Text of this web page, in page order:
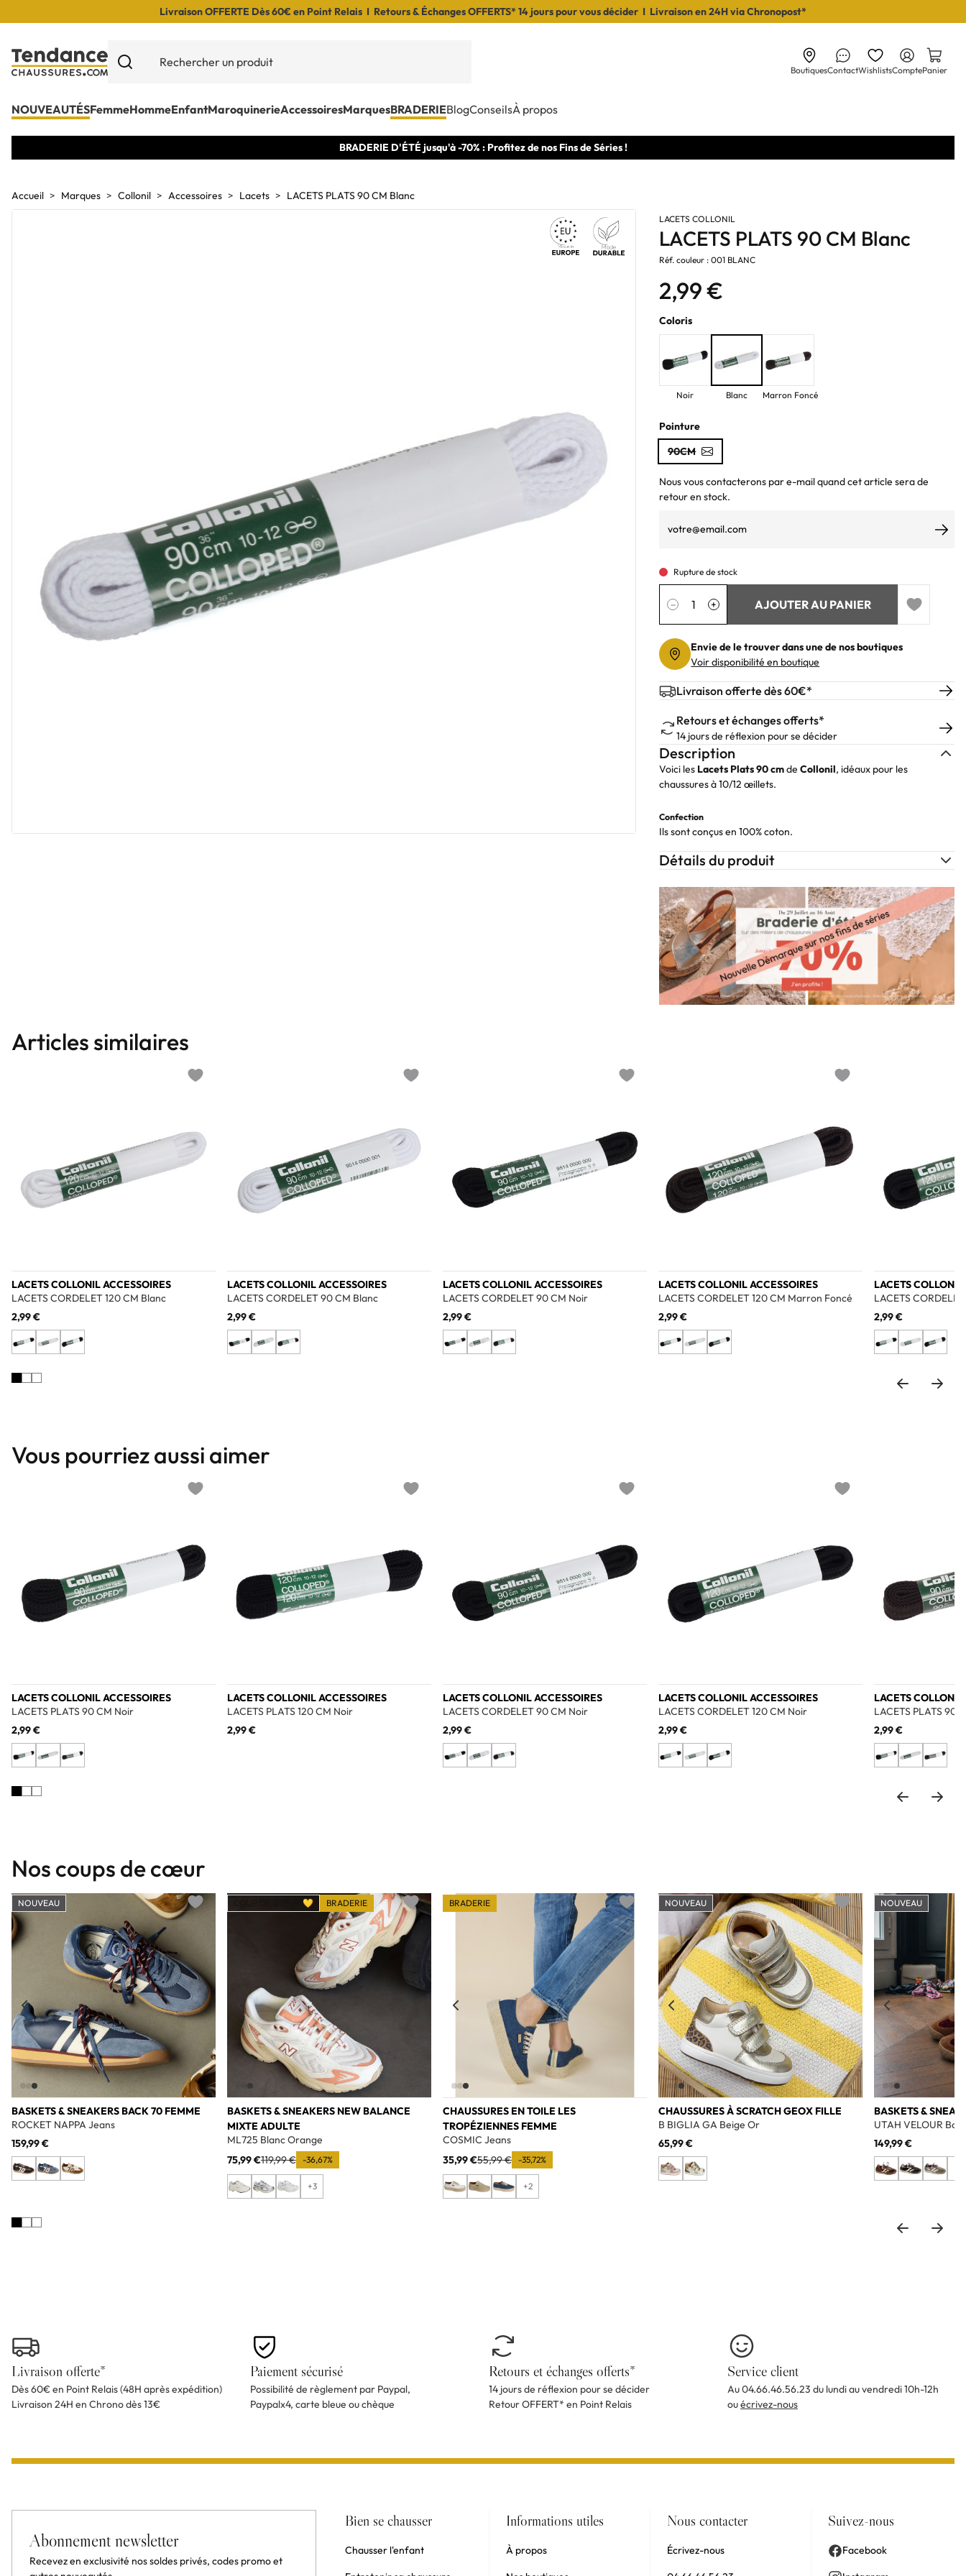
Livraison OFFERTE Dès 60€ en Point Relais I Retours & Échanges OFFERTS* 14 jours pour vous décider I Livraison en 24H via Chronopost*
BoutiquesContactWishlistsComptePanier
NOUVEAUTÉSFemmeHommeEnfantMaroquinerieAccessoiresMarquesBRADERIEBlogConseilsÀ propos
BRADERIE D'ÉTÉ jusqu'à -70% : Profitez de nos Fins de Séries !
Accueil Marques Collonil Accessoires Lacets LACETS PLATS 90 CM Blanc
LACETS COLLONIL
LACETS PLATS 90 CM Blanc
Réf. couleur : 001 BLANC
2,99 €
Coloris
Noir Blanc Marron Foncé
Pointure
90CM
Nous vous contacterons par e-mail quand cet article sera de
retour en stock.
Rupture de stock
− +
AJOUTER AU PANIER
Add to
Envie de le trouver dans une de nos boutiques
Voir disponibilité en boutique
Livraison offerte dès 60€*
Retours et échanges offerts*
14 jours de réflexion pour se décider
Description
Voici les Lacets Plats 90 cmdeCollonil, idéaux pour les
chaussures à 10/12 œillets.
Confection
Ils sont conçus en 100% coton.
Détails du produit
Articles similaires
LACETS COLLONIL ACCESSOIRES
LACETS CORDELET 120 CM Blanc
2,99 €
LACETS COLLONIL ACCESSOIRES
LACETS CORDELET 90 CM Blanc
2,99 €
LACETS COLLONIL ACCESSOIRES
LACETS CORDELET 90 CM Noir
2,99 €
LACETS COLLONIL ACCESSOIRES
LACETS CORDELET 120 CM Marron Foncé
2,99 €
LACETS COLLONIL
LACETS
2,99 €
Vous pourriez aussi aimer
LACETS COLLONIL ACCESSOIRES
LACETS PLATS 90 CM Noir
2,99 €
LACETS COLLONIL ACCESSOIRES
LACETS PLATS 120 CM Noir
2,99 €
LACETS COLLONIL ACCESSOIRES
LACETS CORDELET 90 CM Noir
2,99 €
LACETS COLLONIL ACCESSOIRES
LACETS CORDELET 120 CM Noir
2,99 €
LACETS COLLONIL
LACETS PLATS 90
2,99 €
Nos coups de cœur
BASKETS & SNEAKERS BACK 70 FEMME
ROCKET NAPPA Jeans
159,99 €
NOUVEAU
Add to wishlist
BASKETS & SNEAKERS NEW BALANCE
MIXTE ADULTE
ML725 Blanc Orange
75,99 €119,99 € -36,67%
+3
COUP DE CŒUR 💛 BRADERIE
Add to wishlist
CHAUSSURES EN TOILE LES
TROPÉZIENNES FEMME
COSMIC Jeans
35,99 €55,99 € -35,72%
+2
BRADERIE
Add to wishlist
CHAUSSURES À SCRATCH GEOX FILLE
B BIGLIA GA Beige Or
65,99 €
NOUVEAU
Add to wishlist
BASKETS &
UTAH VELOUR
149,99 €
NOUVEAU
Livraison offerte*
Dès 60€ en Point Relais (48H après expédition)
Livraison 24H en Chrono dès 13€
Paiement sécurisé
Possibilité de règlement par Paypal,
Paypalx4, carte bleue ou chèque
Retours et échanges offerts*
14 jours de réflexion pour se décider
Retour OFFERT* en Point Relais
Service client
Au 04.66.46.56.23 du lundi au vendredi 10h-12h
ouécrivez-nous
Abonnement newsletter
Recevez en exclusivité nos soldes privés, codes promo et
Bien se chausser
Chausser l'enfant
Informations utiles
À propos
Nous contacter
Écrivez-nous
Suivez-nous
Facebook